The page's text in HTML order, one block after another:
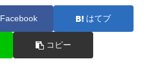
Facebook はてブ
コピー